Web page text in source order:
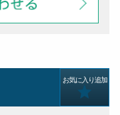
お気に入り追加